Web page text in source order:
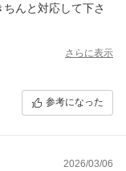
んと対応して下さ
さらに表示
参考になった
2026/03/06